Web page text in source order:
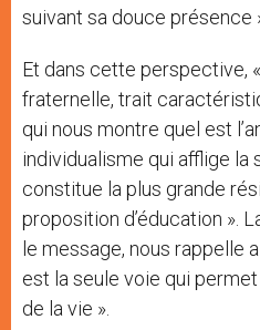
suivant sa douce présence
Et dans cette perspective,
fraternelle, trait
qui nous montre quel est
individualisme qui afflige la
constitue la plus grande
proposition d’éducation ».
le message, nous rappelle
est la seule voie qui
de la vie ».